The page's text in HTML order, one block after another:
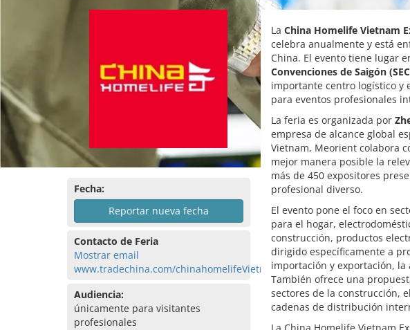
Fecha:
Reportar nueva fecha
Contacto de Feria
Mostrar email
www.tradechina.com/chinahomelifeVietnam
Audiencia:
únicamente para visitantes
profesionales
La China Homelife Vietnam
celebra anualmente y está
China. El evento tiene lugar
Convenciones de Saigón
importante centro logístico y
para eventos profesionales
La feria es organizada por
empresa de alcance global
Vietnam, Meorient colabora
mejor manera posible la
más de 450 expositores
profesional diverso.
El evento pone el foco en
para el hogar,
construcción, productos
dirigido específicamente a
importación y exportación,
También ofrece una
sectores de la construcción,
cadenas de distribución